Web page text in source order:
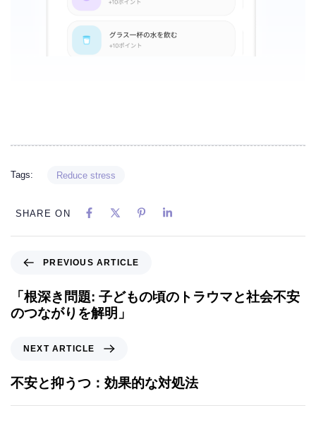
Tags: Reduce stress
SHARE ON
PREVIOUS ARTICLE
「根深き問題: 子どもの頃のトラウマと社会不安
のつながりを解明」
NEXT ARTICLE
不安と抑うつ：効果的な対処法